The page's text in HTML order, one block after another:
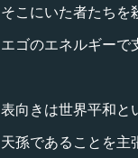
そこにいた者たちを
エゴのエネルギーで
表向きは世界平和と
天孫であることを主